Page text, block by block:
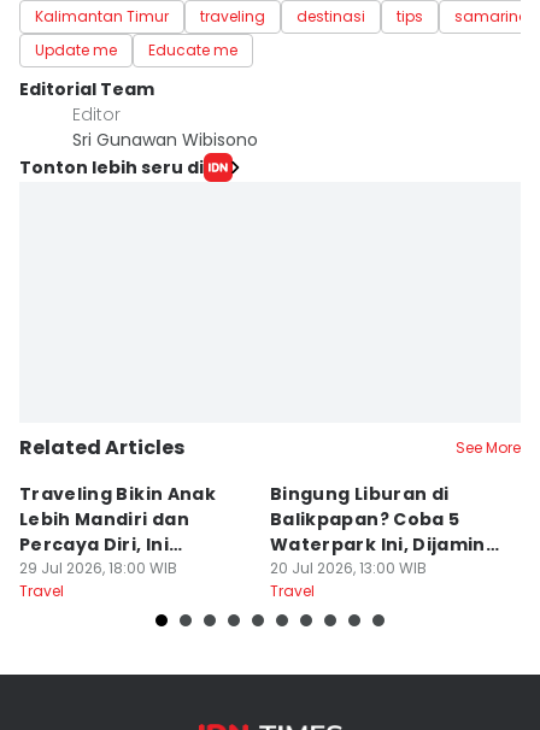
Kalimantan Timur traveling destinasi tips
samarinda
Update me
Educate me
Editorial Team
Editor
Sri Gunawan Wibisono
Tonton lebih seru di
Related Articles See More
Traveling Bikin Anak
Lebih Mandiri dan
Percaya Diri, Ini
Penjelasan Psikolog
29 Jul 2026, 18:00 WIB
Travel
Bingung Liburan di
Balikpapan? Coba 5
Waterpark Ini, Dijamin
Bikin Betah
20 Jul 2026, 13:00 WIB
Travel